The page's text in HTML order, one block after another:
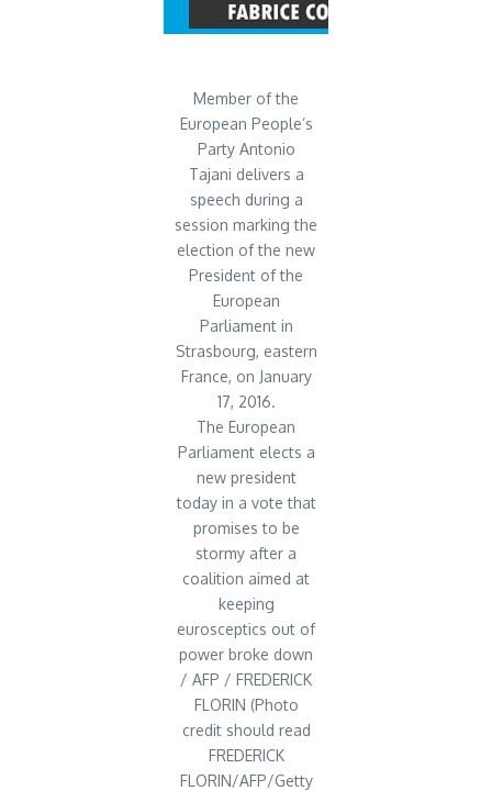
Member of the
European People’s
Party Antonio
Tajani delivers a
speech during a
session marking the
election of the new
President of the
European
Parliament in
Strasbourg, eastern
France, on January
17, 2016.
The European
Parliament elects a
new president
today in a vote that
promises to be
stormy after a
coalition aimed at
keeping
eurosceptics out of
power broke down
/ AFP / FREDERICK
FLORIN (Photo
credit should read
FREDERICK
FLORIN/AFP/Getty